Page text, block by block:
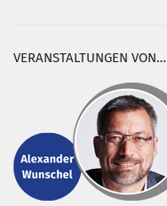
VERANSTALTUNGEN VON…